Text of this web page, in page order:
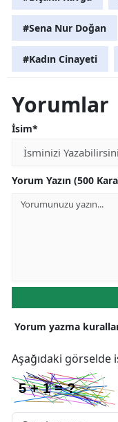
#Sena Nur Doğan
#Kadın Cinayeti
Yorumlar
İsim*
Yorum Yazın (500
Yorum yazma
Aşağıdaki görselde